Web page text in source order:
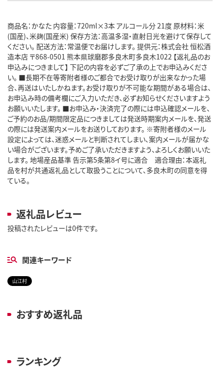
商品名：かなた 内容量：720ml×3本 アルコール分 21度 原材料：米
(国産)、米麹(国産米) 保存方法：高温多湿・直射日光を避けて保存して
ください。 配送方法：常温便でお届けします。 提供元：株式会社 恒松酒
造本店 〒868-0501 熊本県球磨郡多良木町多良木1022 【返礼品のお
申込みにつきまして】 下記の内容を必ずご了承の上でお申込みくださ
い。 ■長期不在等寄附者様のご都合でお受け取りが出来なかった場
合、再送はいたしかねます。お受け取りが不可能な期間がある場合は、
お申込み時の備考欄にご入力いただき、必ずお知らせくださいますよう
お願いいたします。 ■お申込み・決済完了の際には申込確認メールを、
ご予約のお品/期間限定品につきましては発送時期案内メールを、発送
の際には発送案内メールをお送りしております。 ※寄附者様のメール
設定によっては、迷惑メールと判断されてしまい、案内メールが届かな
い場合がございます。予めご了承いただきますよう、よろしくお願いいた
します。 地場産品基準 告示第5条第8イ号に適合 適合理由：本返礼
品を村が共通返礼品として取扱うことについて、多良木町の同意を得
ている。
返礼品レビュー
投稿されたレビューは0件です。
関連キーワード
山江村
おすすめ返礼品
ランキング